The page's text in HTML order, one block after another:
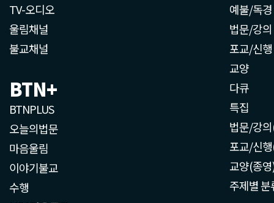
TV-오디오
울림채널
불교채널
BTN+
BTNPLUS
오늘의법문
마음울림
이야기불교
수행
예불/독경
법문/강의
포교/신행
교양
다큐
특집
법문/강
포교/신
교양(종
주제별 분